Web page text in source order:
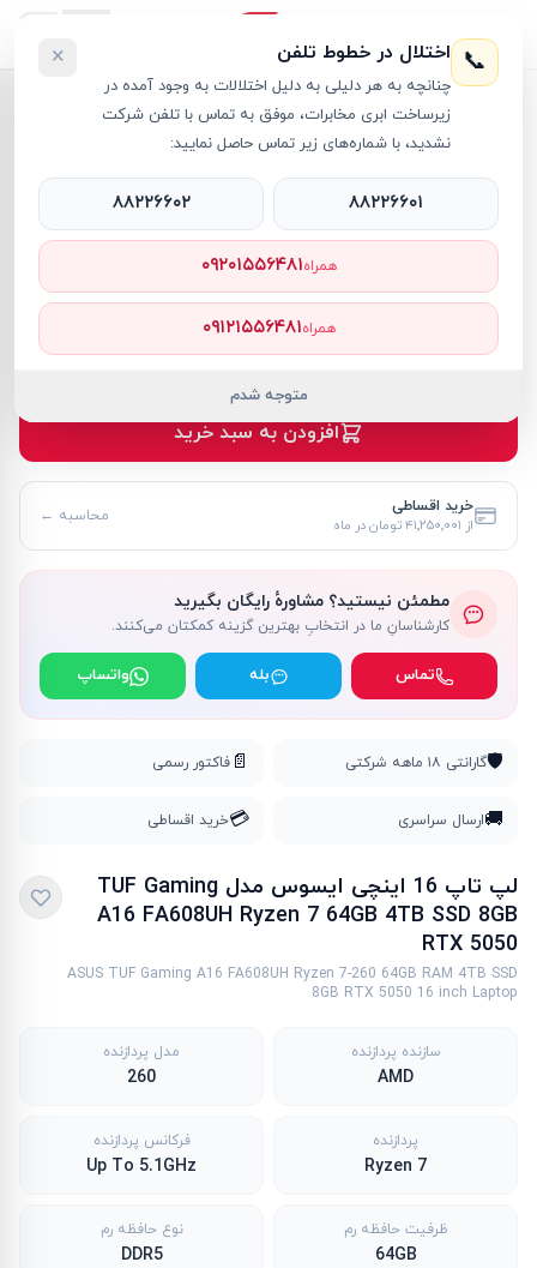
لپ تاپ TUF Gaming
ASUS
۴۵۰٬۰۰۰٬۰۰۰ تومان موجود
افزودن به سبد خرید
خرید اقساطی
از ۴۱٬۲۵۰٬۰۰۱ تومان در ماه محاسبه ←
مطمئن نیستید؟ مشاورهٔ رایگان بگیرید
کارشناسانِ ما در انتخابِ بهترین گزینه کمکتان می‌کنند.
تماس بله واتساپ
🛡️گارانتی ۱۸ ماهه شرکتی 📄 فاکتور رسمی
🚚ارسال سراسری 💳خرید اقساطی
لپ تاپ 16 اینچی ایسوس مدل TUF Gaming
A16 FA608UH Ryzen 7 64GB 4TB SSD 8GB
RTX 5050
ASUS TUF Gaming A16 FA608UH Ryzen 7-260 64GB RAM 4TB SSD
8GB RTX 5050 16 inch Laptop
سازنده پردازنده
AMD
مدل پردازنده
260
پردازنده
Ryzen 7
فرکانس پردازنده
Up To 5.1GHz
ظرفیت حافظه رم
64GB
نوع حافظه رم
DDR5
📞 اختلال در خطوط تلفن
چنانچه به هر دلیلی به دلیل اختلالات به وجود آمده در
زیرساخت ابری مخابرات، موفق به تماس با تلفن شرکت
نشدید، با شماره‌های زیر تماس حاصل نمایید:
×
۸۸۲۲۶۶۰۱ ۸۸۲۲۶۶۰۲
همراه۰۹۲۰۱۵۵۶۴۸۱
همراه۰۹۱۲۱۵۵۶۴۸۱
متوجه شدم